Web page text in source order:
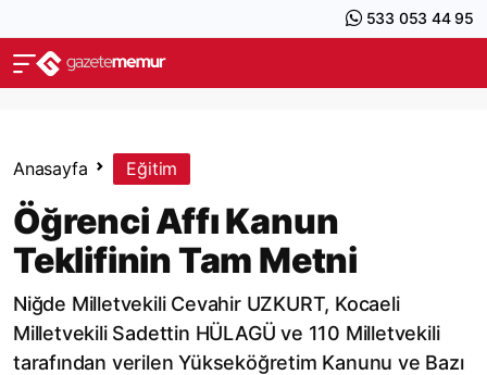
533 053 44 95
Anasayfa Eğitim
Öğrenci Affı Kanun
Teklifinin Tam Metni
Niğde Milletvekili Cevahir UZKURT, Kocaeli
Milletvekili Sadettin HÜLAGÜ ve 110 Milletvekili
tarafından verilen Yükseköğretim Kanunu ve Bazı